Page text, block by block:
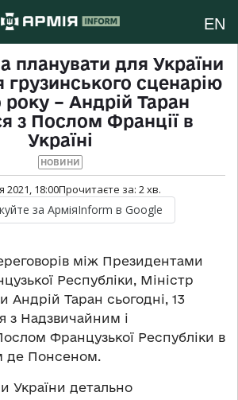
EN
планувати для України
грузинського сценарію
року – Андрій Таран
з Послом Франції в
Україні
НОВИНИ
2021, 18:00Прочитаєте за: 2хв.
за АрміяInform в Google
між Президентами
Республіки, Міністр
Андрій Таран сьогодні, 13
з Надзвичайним і
Французької Республіки в
де Понсеном.
України детально